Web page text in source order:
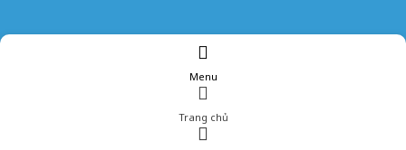
Menu
Trang chủ